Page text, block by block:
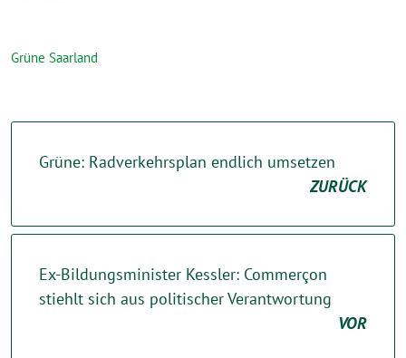
Grüne Saarland
Grüne: Radverkehrsplan endlich umsetzen
ZURÜCK
Ex-Bildungsminister Kessler: Commerçon
stiehlt sich aus politischer Verantwortung
VOR